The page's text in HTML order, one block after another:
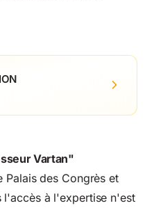
Vartan"
des Congrès et
l'accès à l'expertise n'est